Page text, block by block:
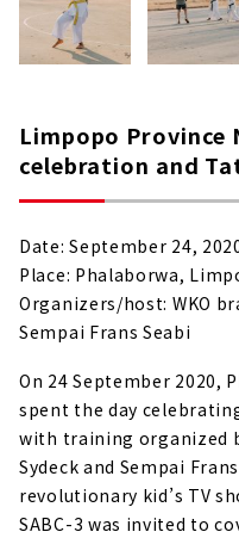
Limpopo Province
celebration and
Date: September 24,
Place: Phalaborwa,
Organizers/host: WKO
Sempai Frans Seabi
On 24 September 2020,
spent the day
with training organized
Sydeck and Sempai
revolutionary kid’s TV
SABC-3 was invited to